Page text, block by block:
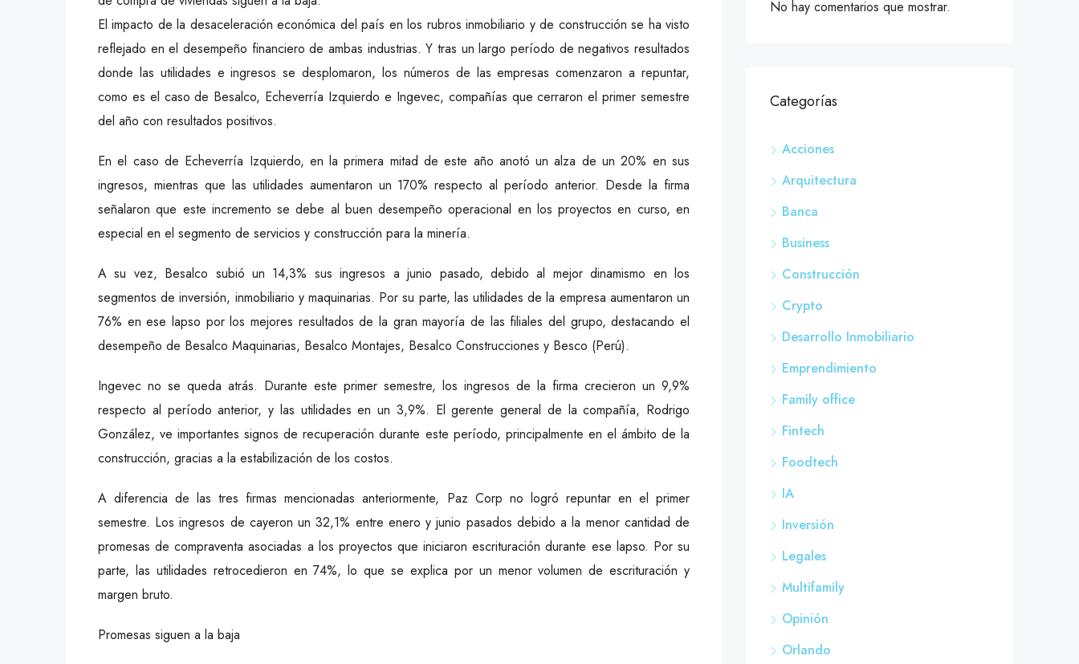
El impacto de la desaceleración económica del país en los rubros inmobiliario y de construcción se ha visto
reflejado en el desempeño financiero de ambas industrias. Y tras un largo período de negativos resultados
donde las utilidades e ingresos se desplomaron, los números de las empresas comenzaron a repuntar,
como es el caso de Besalco, Echeverría Izquierdo e Ingevec, compañías que cerraron el primer semestre
del año con resultados positivos.
En el caso de Echeverría Izquierdo, en la primera mitad de este año anotó un alza de un 20% en sus
ingresos, mientras que las utilidades aumentaron un 170% respecto al período anterior. Desde la firma
señalaron que este incremento se debe al buen desempeño operacional en los proyectos en curso, en
especial en el segmento de servicios y construcción para la minería.
A su vez, Besalco subió un 14,3% sus ingresos a junio pasado, debido al mejor dinamismo en los
segmentos de inversión, inmobiliario y maquinarias. Por su parte, las utilidades de la empresa aumentaron un
76% en ese lapso por los mejores resultados de la gran mayoría de las filiales del grupo, destacando el
desempeño de Besalco Maquinarias, Besalco Montajes, Besalco Construcciones y Besco (Perú).
Ingevec no se queda atrás. Durante este primer semestre, los ingresos de la firma crecieron un 9,9%
respecto al período anterior, y las utilidades en un 3,9%. El gerente general de la compañía, Rodrigo
González, ve importantes signos de recuperación durante este período, principalmente en el ámbito de la
construcción, gracias a la estabilización de los costos.
A diferencia de las tres firmas mencionadas anteriormente, Paz Corp no logró repuntar en el primer
semestre. Los ingresos de cayeron un 32,1% entre enero y junio pasados debido a la menor cantidad de
promesas de compraventa asociadas a los proyectos que iniciaron escrituración durante ese lapso. Por su
parte, las utilidades retrocedieron en 74%, lo que se explica por un menor volumen de escrituración y
margen bruto.
Promesas siguen a la baja
No hay comentarios que mostrar.
Categorías
Acciones
Arquitectura
Banca
Business
Construcción
Crypto
Desarrollo Inmobiliario
Emprendimiento
Family office
Fintech
Foodtech
IA
Inversión
Legales
Multifamily
Opinión
Orlando